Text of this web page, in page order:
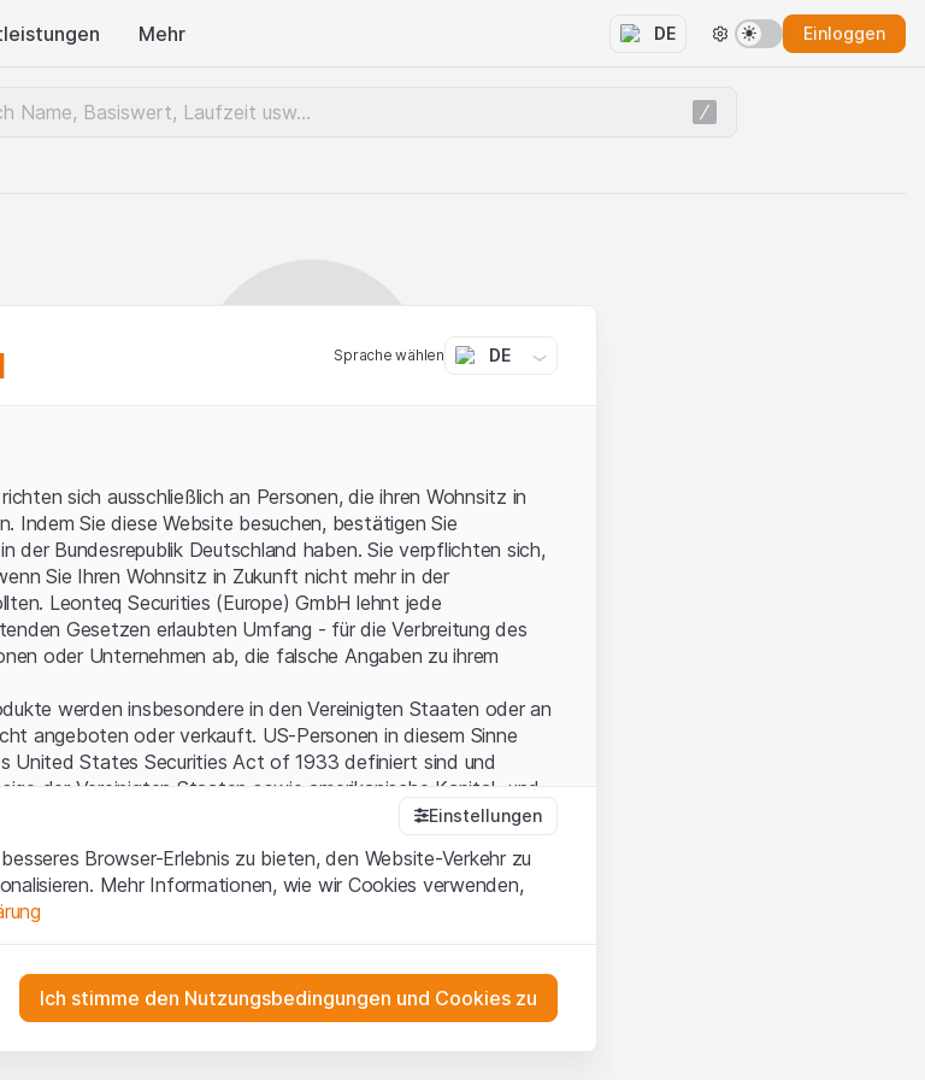
Mehr DE Einloggen
Serverfehler.
Sprache wählen DE
sich ausschließlich an Personen, die ihren Wohnsitz in
Indem Sie diese Website besuchen, bestätigen Sie
der Bundesrepublik Deutschland haben. Sie verpflichten sich,
Sie Ihren Wohnsitz in Zukunft nicht mehr in der
Leonteq Securities (Europe) GmbH lehnt jede
Gesetzen erlaubten Umfang - für die Verbreitung des
oder Unternehmen ab, die falsche Angaben zu ihrem
werden insbesondere in den Vereinigten Staaten oder an
angeboten oder verkauft. US-Personen in diesem Sinne
United States Securities Act of 1933 definiert sind und
der Vereinigten Staaten sowie amerikanische Kapital- und
Informationen
Sie, dass Sie die rechtlichen Informationen und die
verstanden haben und akzeptieren. Wenn Sie mit den
Kauf
beschriebenen Informationen, Produkte, Daten,
(„Inhalte der Website“) dienen ausschließlich
Einstellungen
Browser-Erlebnis zu bieten, den Website-Verkehr zu
Mehr Informationen, wie wir Cookies verwenden,
und können nicht deaktiviert werden.
Ich stimme den Nutzungsbedingungen und Cookies zu